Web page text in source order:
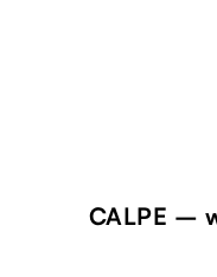
CALPE –